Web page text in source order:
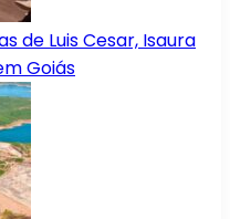
de Luis Cesar, Isaura
Goiás